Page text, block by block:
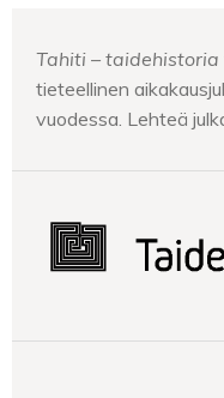
Tahiti –
tieteellinen
vuodessa. Lehteä